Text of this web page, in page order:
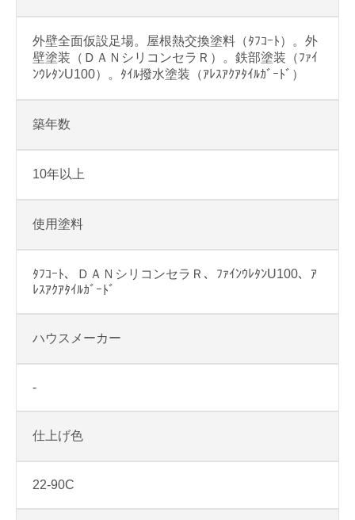
外壁全面仮設足場。屋根熱交換塗料（ﾀﾌｺｰﾄ）。外
壁塗装（ＤＡＮシリコンセラＲ）。鉄部塗装（ﾌｧｲ
ﾝｳﾚﾀﾝU100）。ﾀｲﾙ撥水塗装（ｱﾚｽｱｸｱﾀｲﾙｶﾞｰﾄﾞ）
築年数
10年以上
使用塗料
ﾀﾌｺｰﾄ、ＤＡＮシリコンセラＲ、ﾌｧｲﾝｳﾚﾀﾝU100、ｱ
ﾚｽｱｸｱﾀｲﾙｶﾞｰﾄﾞ
ハウスメーカー
-
仕上げ色
22-90C